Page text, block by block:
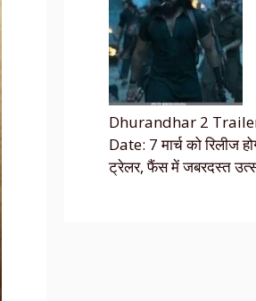
Dhurandhar 2
Date: 7 मार्च को रिलीज
ट्रेलर, फैंस में जबरदस्त